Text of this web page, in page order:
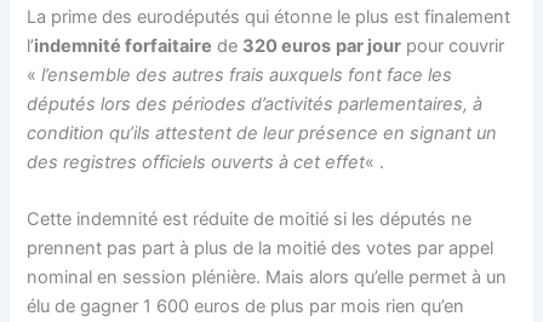
La prime des eurodéputés qui étonne le plus est finalement
l’indemnité forfaitaire de 320 euros par jour pour couvrir
«l’ensemble des autres frais auxquels font face les
députés lors des périodes d’activités parlementaires, à
condition qu’ils attestent de leur présence en signant un
des registres officiels ouverts à cet effet« .
Cette indemnité est réduite de moitié si les députés ne
prennent pas part à plus de la moitié des votes par appel
nominal en session plénière. Mais alors qu’elle permet à un
élu de gagner 1 600 euros de plus par mois rien qu’en